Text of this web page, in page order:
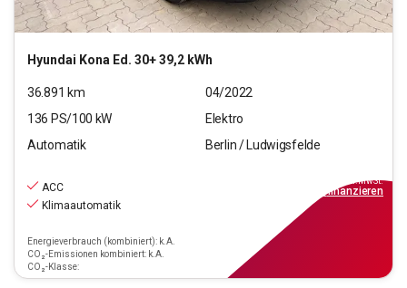
Hyundai Kona Ed. 30+ 39,2 kWh
36.891 km
04/2022
136 PS/100 kW
Elektro
Automatik
Berlin / Ludwigsfelde
ACC
Klimaautomatik
Energieverbrauch (kombiniert): k.A.
CO₂-Emissionen kombiniert: k.A.
CO₂-Klasse:
inkl.MwSt.
finanzieren